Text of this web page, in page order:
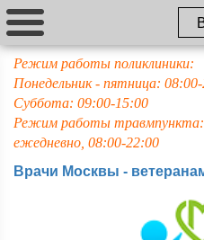
Режим работы поликлиники:
Понедельник - пятница:
Суббота: 09:00-15:00
Режим работы травмпункта:
ежедневно, 08:00-22:00
Врачи Москвы -